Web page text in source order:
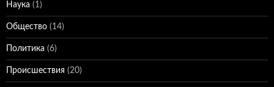
Наука (1)
Общество (14)
Политика (6)
Происшествия (20)